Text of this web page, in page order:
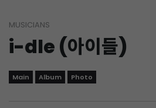
MUSICIANS
i-dle (아이들)
Main Album Photo